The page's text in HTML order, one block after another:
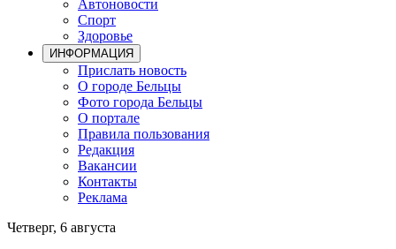
Автоновости
Спорт
Здоровье
ИНФОРМАЦИЯ
Прислать новость
О городе Бельцы
Фото города Бельцы
О портале
Правила пользования
Редакция
Вакансии
Контакты
Реклама
Четверг, 6 августа